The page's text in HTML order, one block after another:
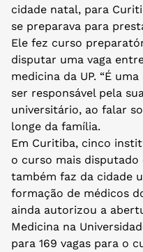
cidade natal, para
se preparava para
Ele fez curso
disputar uma vaga
medicina da UP. “É
ser responsável pela
universitário, ao falar
longe da família.
Em Curitiba, cinco
o curso mais
também faz da cidade
formação de médicos
ainda autorizou a
Medicina na
para 169 vagas para o